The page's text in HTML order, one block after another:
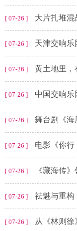
[ 07-26 ] 大片扎堆混
[ 07-26 ] 天津交响乐团
[ 07-26 ] 黄土地里，
[ 07-26 ] 中国交响乐团新
[ 07-26 ] 舞台剧《海底两万里
[ 07-26 ] 电影《你行
[ 07-26 ] 《藏海传》
[ 07-26 ] 祛魅与重构
[ 07-26 ] 从《林则徐》到《